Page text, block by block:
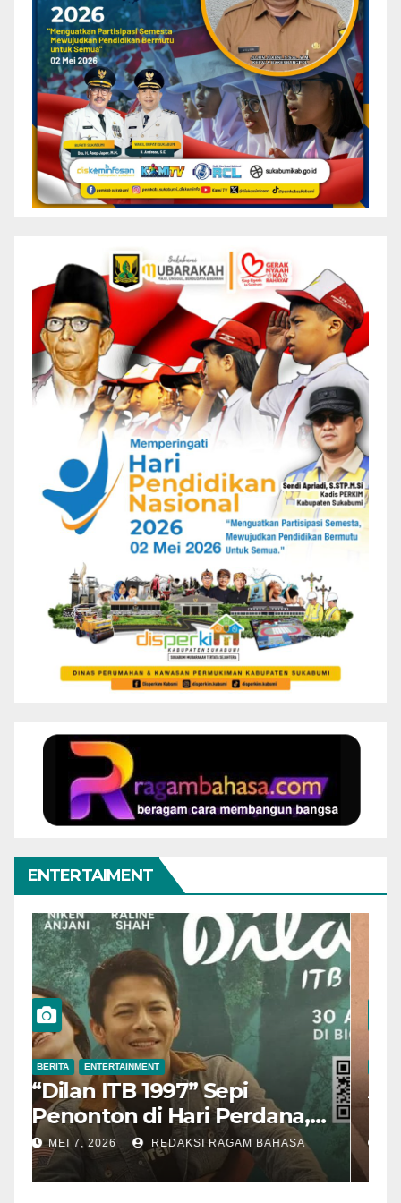
ENTERTAIMENT
BERITA ENTERTAINMENT
“Dilan ITB 1997” Sepi
Penonton di Hari Perdana,
Pengamat Nilai Cerita
Kurang Kuat
MEI 7, 2026 REDAKSI RAGAM BAHASA